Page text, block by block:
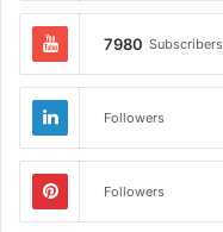
7980 Subscribers
Followers
Followers